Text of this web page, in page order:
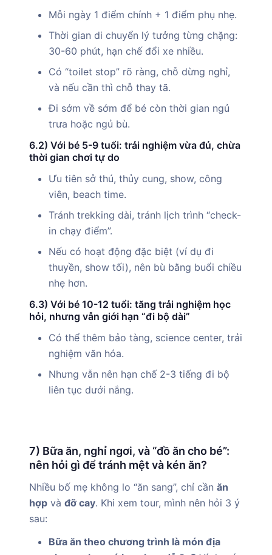
Mỗi ngày 1 điểm chính + 1 điểm phụ nhẹ.
Thời gian di chuyển lý tưởng từng chặng:
30-60 phút, hạn chế đổi xe nhiều.
Có “toilet stop” rõ ràng, chỗ dừng nghỉ,
và nếu cần thì chỗ thay tã.
Đi sớm về sớm để bé còn thời gian ngủ
trưa hoặc ngủ bù.
6.2) Với bé 5-9 tuổi: trải nghiệm vừa đủ, chừa
thời gian chơi tự do
Ưu tiên sở thú, thủy cung, show, công
viên, beach time.
Tránh trekking dài, tránh lịch trình “check-
in chạy điểm”.
Nếu có hoạt động đặc biệt (ví dụ đi
thuyền, show tối), nên bù bằng buổi chiều
nhẹ hơn.
6.3) Với bé 10-12 tuổi: tăng trải nghiệm học
hỏi, nhưng vẫn giới hạn “đi bộ dài”
Có thể thêm bảo tàng, science center, trải
nghiệm văn hóa.
Nhưng vẫn nên hạn chế 2-3 tiếng đi bộ
liên tục dưới nắng.
7) Bữa ăn, nghỉ ngơi, và “đồ ăn cho bé”:
nên hỏi gì để tránh mệt và kén ăn?
Nhiều bố mẹ không lo “ăn sang”, chỉ cần ăn
hợp và đỡ cay. Khi xem tour, mình nên hỏi 3 ý
sau:
Bữa ăn theo chương trình là món địa